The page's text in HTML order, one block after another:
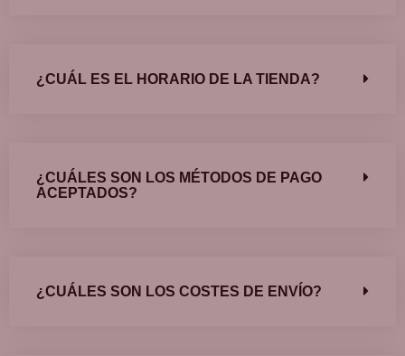
¿CUÁL ES EL HORARIO DE LA TIENDA?
¿CUÁLES SON LOS MÉTODOS DE PAGO
ACEPTADOS?
¿CUÁLES SON LOS COSTES DE ENVÍO?